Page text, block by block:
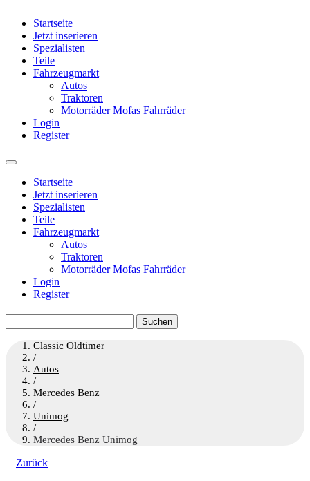
Startseite
Jetzt inserieren
Spezialisten
Teile
Fahrzeugmarkt
Autos
Traktoren
Motorräder Mofas Fahrräder
Login
Register
Startseite
Jetzt inserieren
Spezialisten
Teile
Fahrzeugmarkt
Autos
Traktoren
Motorräder Mofas Fahrräder
Login
Register
nach:
Classic Oldtimer
/
Autos
/
Mercedes Benz
/
Unimog
/
Mercedes Benz Unimog
Zurück